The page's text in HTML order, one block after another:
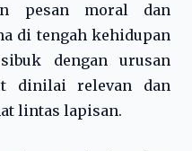
pesan moral dan
di tengah kehidupan
dengan urusan
dinilai relevan dan
lintas lapisan.